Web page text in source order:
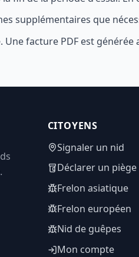
supplémentaires que
Une facture PDF est
CITOYENS
Signaler un nid
Déclarer un piège
Frelon asiatique
Frelon européen
Nid de guêpes
Mon compte